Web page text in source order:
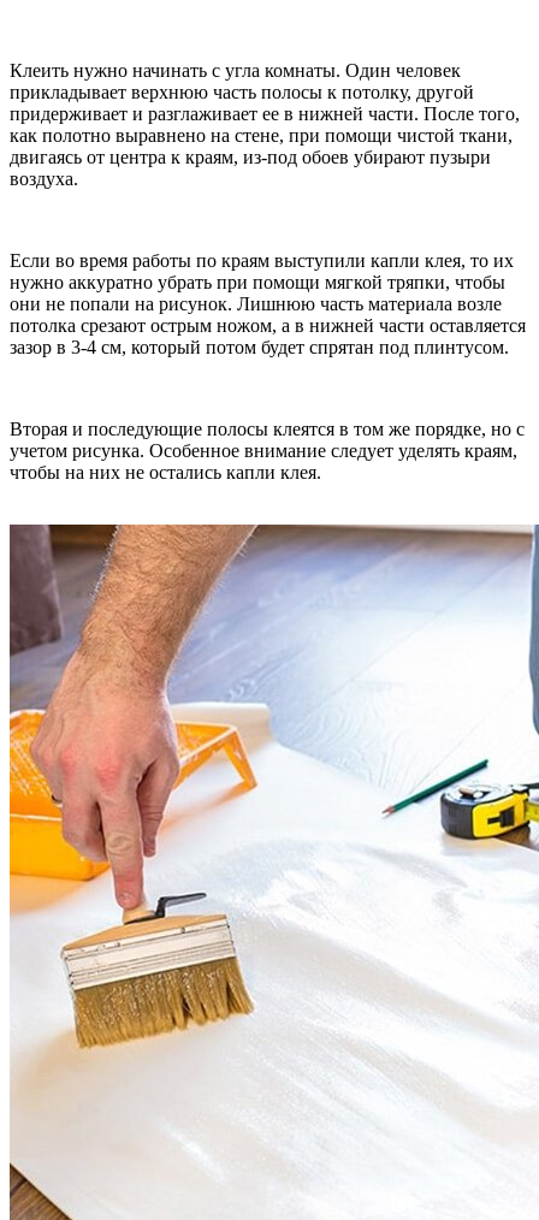
Клеить нужно начинать с угла комнаты. Один человек
прикладывает верхнюю часть полосы к потолку, другой
придерживает и разглаживает ее в нижней части. После того,
как полотно выравнено на стене, при помощи чистой ткани,
двигаясь от центра к краям, из-под обоев убирают пузыри
воздуха.
Если во время работы по краям выступили капли клея, то их
нужно аккуратно убрать при помощи мягкой тряпки, чтобы
они не попали на рисунок. Лишнюю часть материала возле
потолка срезают острым ножом, а в нижней части оставляется
зазор в 3-4 см, который потом будет спрятан под плинтусом.
Вторая и последующие полосы клеятся в том же порядке, но с
учетом рисунка. Особенное внимание следует уделять краям,
чтобы на них не остались капли клея.